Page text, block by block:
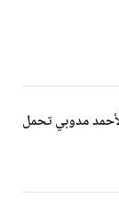
لأحمد مدوبي تحمل